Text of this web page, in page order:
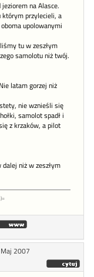
na Alasce.
przylecieli, a
upolowanymi
tu w zeszłym
samolotu niż twój.
latam gorzej niż
nie wznieśli się
samolot spadł i
z krzaków, a pilot
niż w zeszłym
Maj 2007